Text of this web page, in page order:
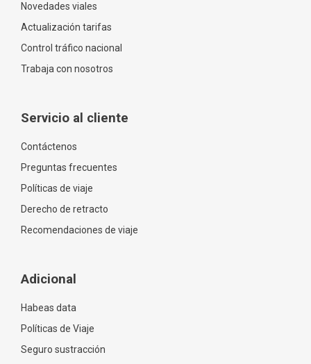
Novedades viales
Actualización tarifas
Control tráfico nacional
Trabaja con nosotros
Servicio al cliente
Contáctenos
Preguntas frecuentes
Políticas de viaje
Derecho de retracto
Recomendaciones de viaje
Adicional
Habeas data
Políticas de Viaje
Seguro sustracción